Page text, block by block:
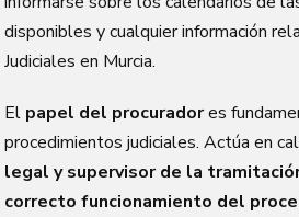
disponibles y cualquier información
Judiciales en Murcia.
El papel del procuradores
procedimientos judiciales. Actúa en
legal y supervisor de la
correcto funcionamiento del